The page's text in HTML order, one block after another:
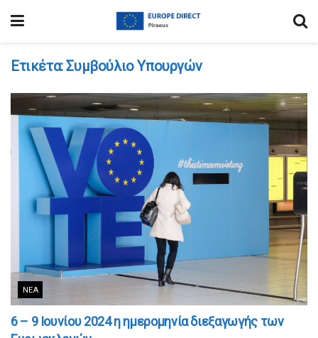
Ετικέτα:Συμβούλιο Υπουργών
ΝΈΑ
6 – 9 Ιουνίου 2024 η ημερομηνία διεξαγωγής των